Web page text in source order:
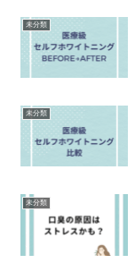
未分類
未分類
未分類